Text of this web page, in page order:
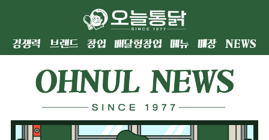
경쟁력 브랜드 창업 배달형창업 메뉴 매장 NEWS